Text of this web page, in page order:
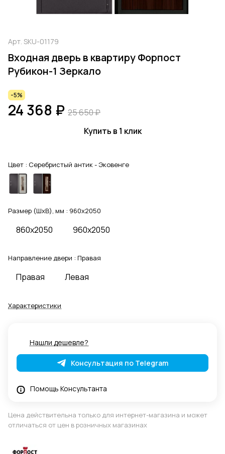
Арт. SKU-01179
Входная дверь в квартиру Форпост
Рубикон-1 Зеркало
-5%
24 368 ₽ 25 650 ₽
Купить в 1 клик
Цвет : Серебристый антик - Эковенге
Размер (ШхВ), мм : 960x2050
860x2050 960x2050
Направление двери : Правая
Правая Левая
Характеристики
Нашли дешевле?
Консультация по Telegram
Помощь Консультанта
Цена действительна только для интернет-магазина и может
отличаться от цен в розничных магазинах